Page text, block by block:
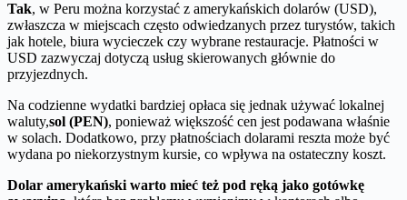
Tak, w Peru można korzystać z amerykańskich dolarów (USD),
zwłaszcza w miejscach często odwiedzanych przez turystów, takich
jak hotele, biura wycieczek czy wybrane restauracje. Płatności w
USD zazwyczaj dotyczą usług skierowanych głównie do
przyjezdnych.
Na codzienne wydatki bardziej opłaca się jednak używać lokalnej
waluty,sol (PEN), ponieważ większość cen jest podawana właśnie
w solach. Dodatkowo, przy płatnościach dolarami reszta może być
wydana po niekorzystnym kursie, co wpływa na ostateczny koszt.
Dolar amerykański warto mieć też pod ręką jako gotówkę